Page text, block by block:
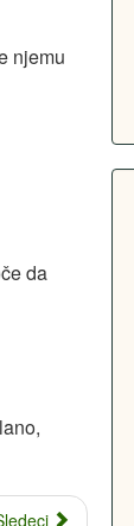
njemu
da